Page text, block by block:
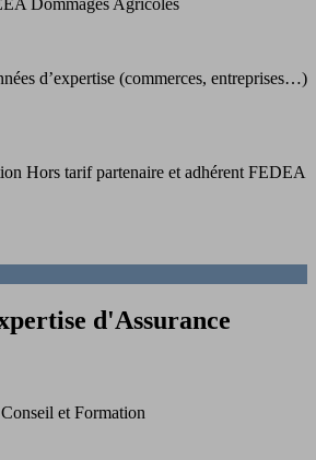
Dommages Agricoles
d’expertise (commerces, entreprises…)
Hors tarif partenaire et adhérent FEDEA
d'Assurance
et Formation